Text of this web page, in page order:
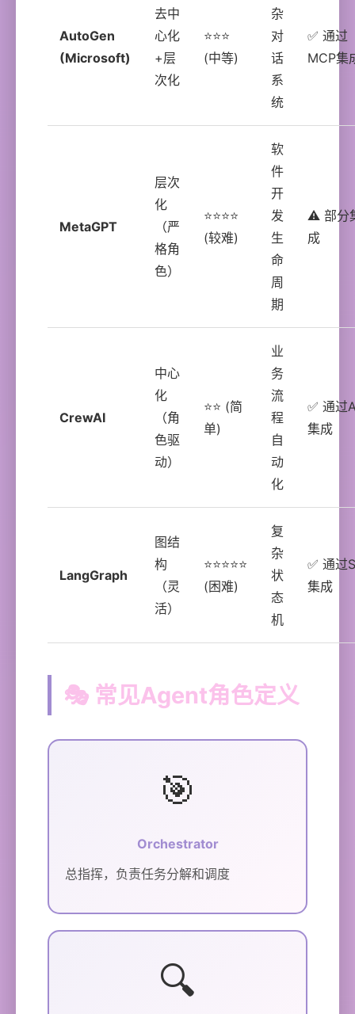
AutoGen
(Microsoft)
去中
心化
+层
次化
⭐⭐⭐
(中等)
杂
对
话
系
统
✅ 通过
MCP集
MetaGPT
层次
化
（严
格角
色）
⭐⭐⭐⭐
(较难)
软
件
开
发
生
命
周
期
⚠️ 部分
成
CrewAI
中心
化
（角
色驱
动）
⭐⭐ (简
单)
业
务
流
程
自
动
化
✅ 通过
集成
LangGraph
图结
构
（灵
活）
⭐⭐⭐⭐⭐
(困难)
复
杂
状
态
机
✅ 通过
集成
🎭 常见Agent角色定义
🎯
Orchestrator
总指挥，负责任务分解和调度
🔍